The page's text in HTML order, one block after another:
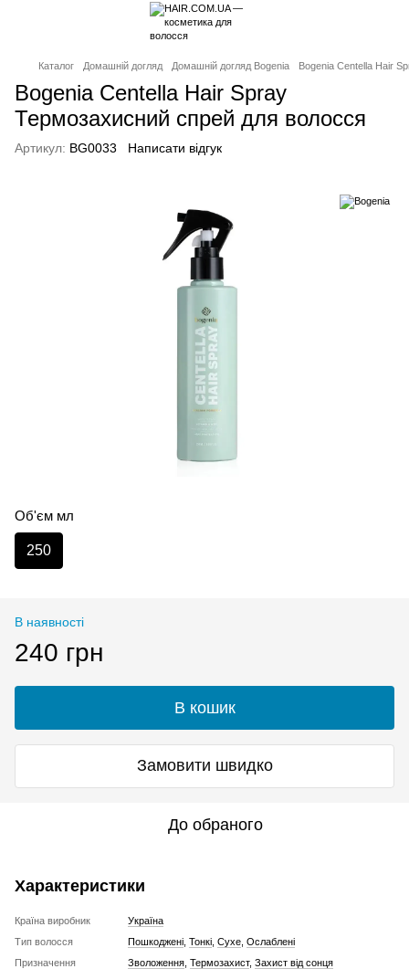
Каталог Домашній догляд Домашній догляд Bogenia Bogenia Centella Hair
Bogenia Centella Hair Spray
Термозахисний спрей для волосся
Артикул: BG0033 Написати відгук
Об'єм мл
250
В наявності
240 грн
В кошик
Замовити швидко
До обраного
Характеристики
Країна виробник
Україна
Тип волосся
Пошкоджені Тонкі Сухе Ослаблені
Призначення
Зволоження Термозахист, Захист від сонця